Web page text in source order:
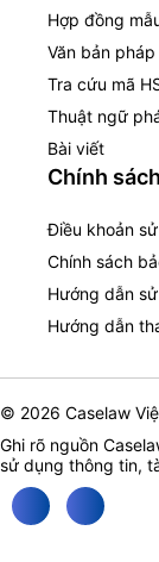
Hợp đồng
Văn bản
Tra cứu mã
Thuật ngữ
Bài viết
Chính
Điều khoản
Chính sách
Hướng dẫn
Hướng dẫn
© 2026 Caselaw
Ghi rõ nguồn
sử dụng thông tin,